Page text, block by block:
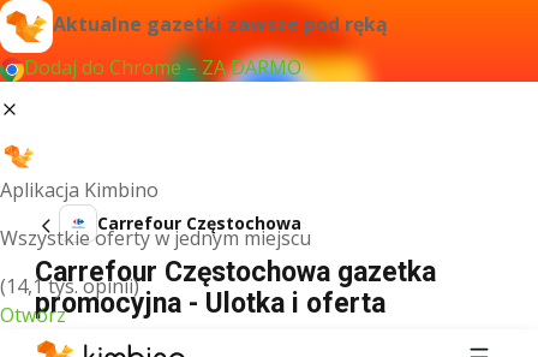
Aktualne gazetki zawsze pod ręką
Dodaj do Chrome – ZA DARMO
Aplikacja Kimbino
Wszystkie oferty w jednym miejscu
(14,1 tys. opinii)
Otwórz
Carrefour Częstochowa
Carrefour Częstochowa gazetka
promocyjna - Ulotka i oferta